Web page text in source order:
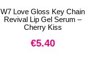
W7 Love Gloss Key Chain
Revival Lip Gel Serum –
Cherry Kiss
€5.40